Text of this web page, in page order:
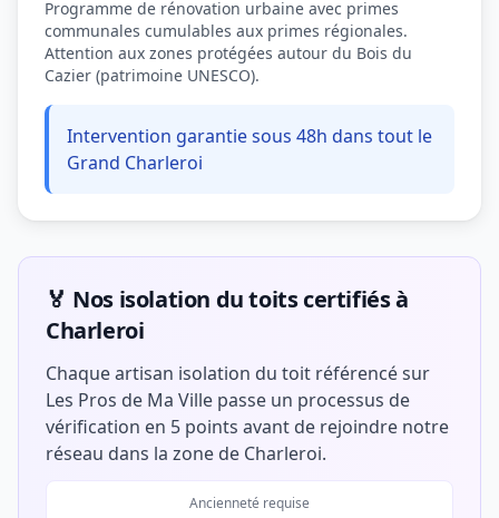
Programme de rénovation urbaine avec primes
communales cumulables aux primes régionales.
Attention aux zones protégées autour du Bois du
Cazier (patrimoine UNESCO).
Intervention garantie sous 48h dans tout le
Grand Charleroi
🏅 Nos isolation du toits certifiés à
Charleroi
Chaque artisan isolation du toit référencé sur
Les Pros de Ma Ville passe un processus de
vérification en 5 points avant de rejoindre notre
réseau dans la zone de Charleroi.
Ancienneté requise